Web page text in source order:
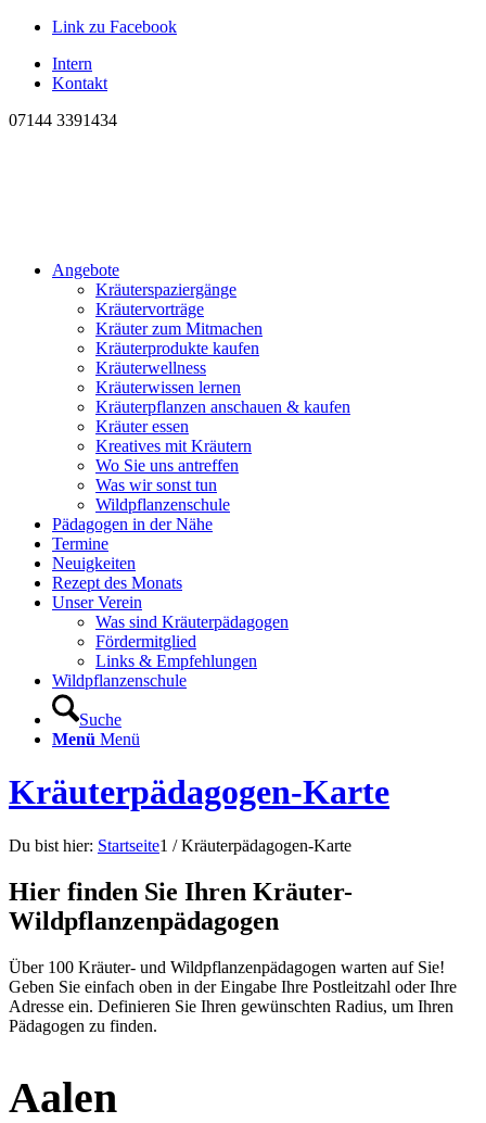
Link zu Facebook
Intern
Kontakt
07144 3391434
Angebote
Kräuterspaziergänge
Kräutervorträge
Kräuter zum Mitmachen
Kräuterprodukte kaufen
Kräuterwellness
Kräuterwissen lernen
Kräuterpflanzen anschauen & kaufen
Kräuter essen
Kreatives mit Kräutern
Wo Sie uns antreffen
Was wir sonst tun
Wildpflanzenschule
Pädagogen in der Nähe
Termine
Neuigkeiten
Rezept des Monats
Unser Verein
Was sind Kräuterpädagogen
Fördermitglied
Links & Empfehlungen
Wildpflanzenschule
Suche
Menü Menü
Kräuterpädagogen-Karte
Du bist hier: Startseite1 / Kräuterpädagogen-Karte
Hier finden Sie Ihren Kräuter-
Wildpflanzenpädagogen
Über 100 Kräuter- und Wildpflanzenpädagogen warten auf Sie!
Geben Sie einfach oben in der Eingabe Ihre Postleitzahl oder Ihre
Adresse ein. Definieren Sie Ihren gewünschten Radius, um Ihren
Pädagogen zu finden.
Aalen